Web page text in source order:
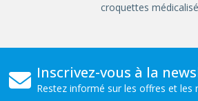
croquettes
Inscrivez-vous à la
Restez informé sur les offres et les